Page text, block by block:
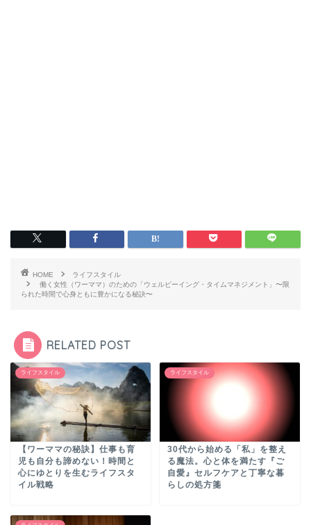
HOME
ライフスタイル
働く女性（ワーママ）のための「ウェルビーイング・タイムマネジメント」〜限
られた時間で心身ともに豊かになる秘訣〜
RELATED POST
ライフスタイル
【ワーママの秘訣】仕事も育
児も自分も諦めない！時間と
心にゆとりを生むライフスタ
イル戦略
ライフスタイル
30代から始める「私」を整え
る魔法。心と体を満たす『ご
自愛』セルフケアと丁寧な暮
らしの処方箋